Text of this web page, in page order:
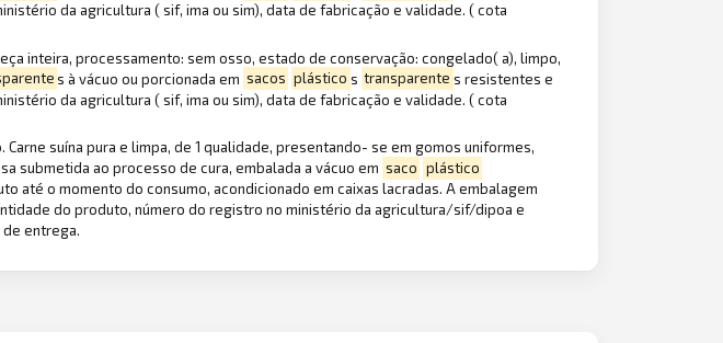
da agricultura ( sif, ima ou sim), data de fabricação e validade. ( cota
inteira, processamento: sem osso, estado de conservação: congelado( a), limpo,
s à vácuo ou porcionada em sacos plástico s transparente s resistentes e
da agricultura ( sif, ima ou sim), data de fabricação e validade. ( cota
suína pura e limpa, de 1 qualidade, presentando- se em gomos uniformes,
submetida ao processo de cura, embalada a vácuo em saco plástico
até o momento do consumo, acondicionado em caixas lacradas. A embalagem
do produto, número do registro no ministério da agricultura/sif/dipoa e
entrega.